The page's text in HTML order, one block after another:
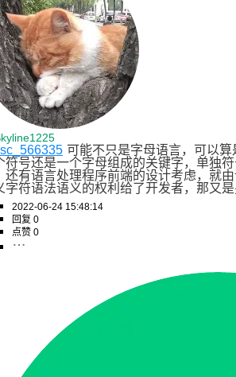
可能不只是字母语言，可以
符号还是一个字母组成的关键字，单独
还有语言处理程序前端的设计考虑，就
字符语法语义的权利给了开发者，那又
2022-06-24 15:48:14
回复 0
点赞 0